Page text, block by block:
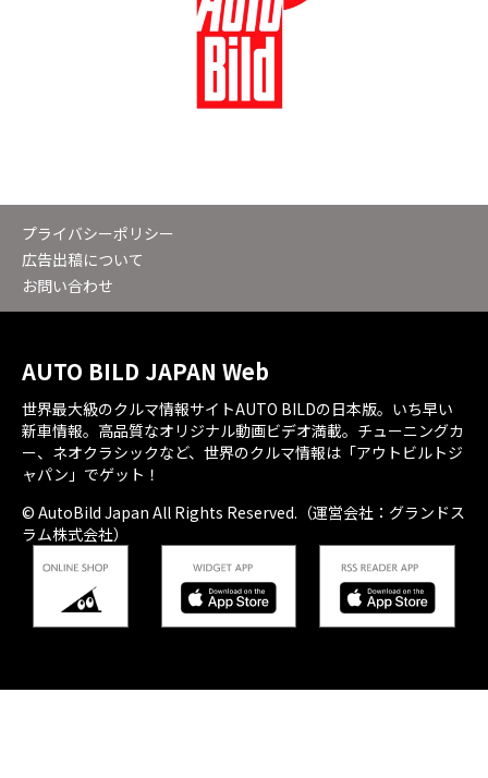
プライバシーポリシー
広告出稿について
お問い合わせ
AUTO BILD JAPAN Web
世界最大級のクルマ情報サイトAUTO BILDの日本版。いち早い
新車情報。高品質なオリジナル動画ビデオ満載。チューニングカ
ー、ネオクラシックなど、世界のクルマ情報は「アウトビルトジ
ャパン」でゲット！
© AutoBild Japan All Rights Reserved.（運営会社：グランドス
ラム株式会社）